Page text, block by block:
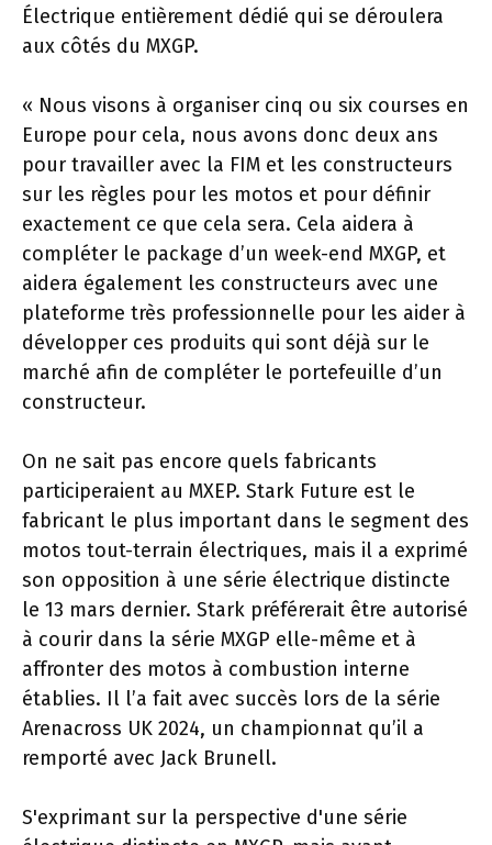
Électrique entièrement dédié qui se déroulera
aux côtés du MXGP.
« Nous visons à organiser cinq ou six courses en
Europe pour cela, nous avons donc deux ans
pour travailler avec la FIM et les constructeurs
sur les règles pour les motos et pour définir
exactement ce que cela sera. Cela aidera à
compléter le package d’un week-end MXGP, et
aidera également les constructeurs avec une
plateforme très professionnelle pour les aider à
développer ces produits qui sont déjà sur le
marché afin de compléter le portefeuille d’un
constructeur.
On ne sait pas encore quels fabricants
participeraient au MXEP. Stark Future est le
fabricant le plus important dans le segment des
motos tout-terrain électriques, mais il a exprimé
son opposition à une série électrique distincte
le 13 mars dernier. Stark préférerait être autorisé
à courir dans la série MXGP elle-même et à
affronter des motos à combustion interne
établies. Il l’a fait avec succès lors de la série
Arenacross UK 2024, un championnat qu’il a
remporté avec Jack Brunell.
S'exprimant sur la perspective d'une série